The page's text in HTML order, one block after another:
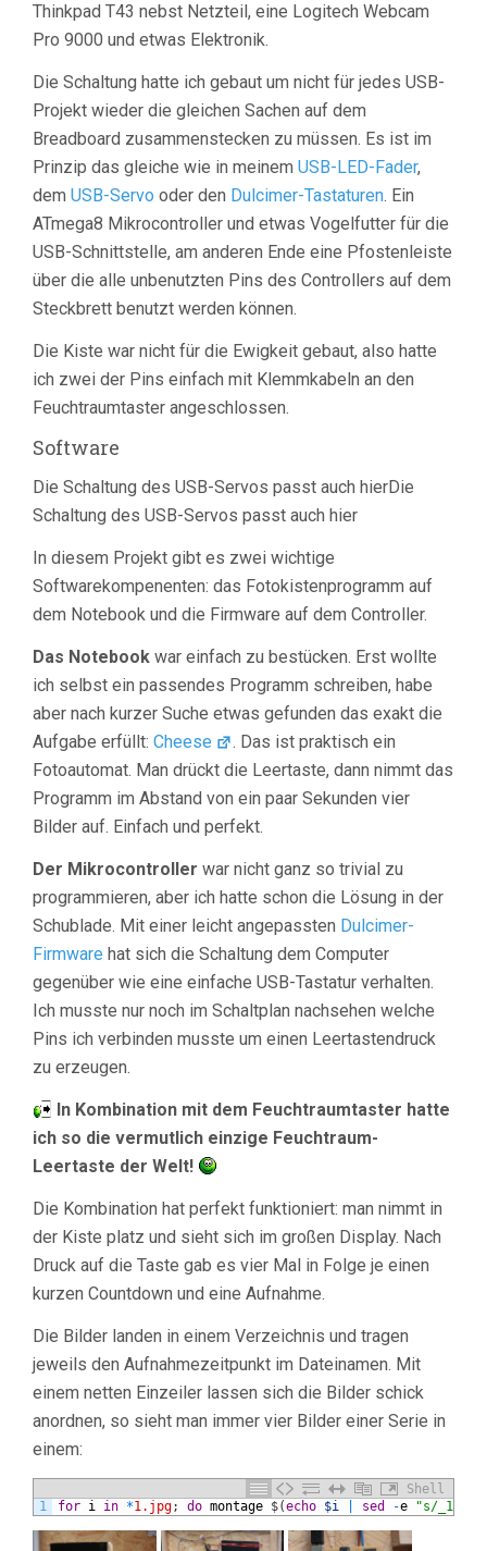
Thinkpad T43 nebst Netzteil, eine Logitech Webcam
Pro 9000 und etwas Elektronik.
Die Schaltung hatte ich gebaut um nicht für jedes USB-
Projekt wieder die gleichen Sachen auf dem
Breadboard zusammenstecken zu müssen. Es ist im
Prinzip das gleiche wie in meinem USB-LED-Fader,
dem USB-Servo oder den Dulcimer-Tastaturen. Ein
ATmega8 Mikrocontroller und etwas Vogelfutter für die
USB-Schnittstelle, am anderen Ende eine Pfostenleiste
über die alle unbenutzten Pins des Controllers auf dem
Steckbrett benutzt werden können.
Die Kiste war nicht für die Ewigkeit gebaut, also hatte
ich zwei der Pins einfach mit Klemmkabeln an den
Feuchtraumtaster angeschlossen.
Software
Die Schaltung des USB-Servos passt auch hierDie
Schaltung des USB-Servos passt auch hier
In diesem Projekt gibt es zwei wichtige
Softwarekompenenten: das Fotokistenprogramm auf
dem Notebook und die Firmware auf dem Controller.
Das Notebook war einfach zu bestücken. Erst wollte
ich selbst ein passendes Programm schreiben, habe
aber nach kurzer Suche etwas gefunden das exakt die
Aufgabe erfüllt: Cheese
. Das ist praktisch ein
Fotoautomat. Man drückt die Leertaste, dann nimmt das
Programm im Abstand von ein paar Sekunden vier
Bilder auf. Einfach und perfekt.
Der Mikrocontroller war nicht ganz so trivial zu
programmieren, aber ich hatte schon die Lösung in der
Schublade. Mit einer leicht angepassten Dulcimer-
Firmware hat sich die Schaltung dem Computer
gegenüber wie eine einfache USB-Tastatur verhalten.
Ich musste nur noch im Schaltplan nachsehen welche
Pins ich verbinden musste um einen Leertastendruck
zu erzeugen.
In Kombination mit dem Feuchtraumtaster hatte
ich so die vermutlich einzige Feuchtraum-
Leertaste der Welt!
Die Kombination hat perfekt funktioniert: man nimmt in
der Kiste platz und sieht sich im großen Display. Nach
Druck auf die Taste gab es vier Mal in Folge je einen
kurzen Countdown und eine Aufnahme.
Die Bilder landen in einem Verzeichnis und tragen
jeweils den Aufnahmezeitpunkt im Dateinamen. Mit
einem netten Einzeiler lassen sich die Bilder schick
anordnen, so sieht man immer vier Bilder einer Serie in
einem:
Shell
1
for i in *1.jpg; do montage $(echo $i sed -e "s/_1/